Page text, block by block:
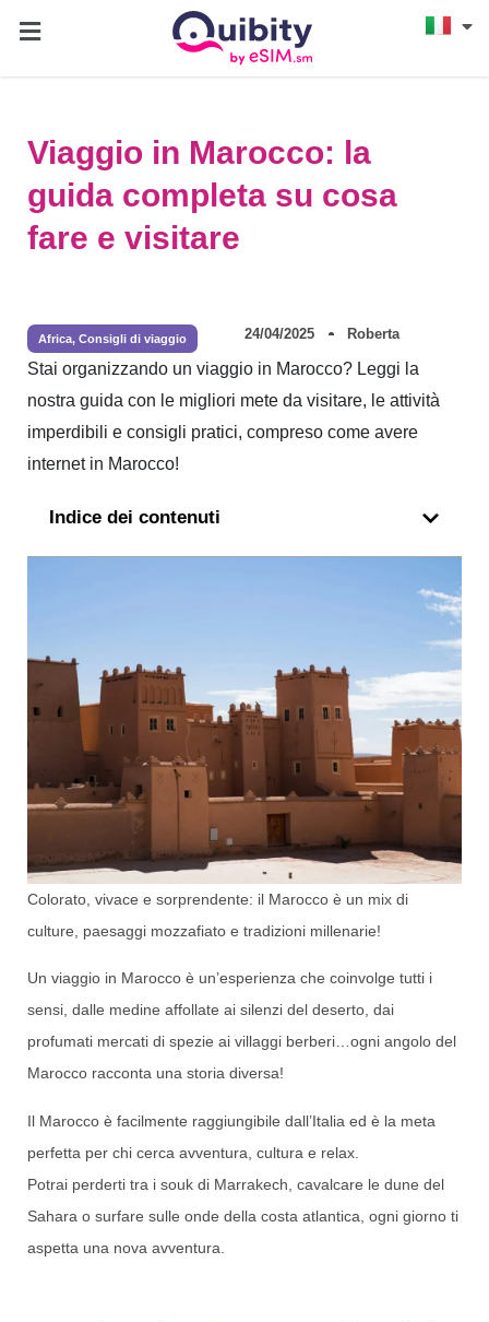
Viaggio in Marocco: la
guida completa su cosa
fare e visitare
Africa, Consigli di viaggio 24/04/2025 Roberta
Stai organizzando un viaggio in Marocco? Leggi la
nostra guida con le migliori mete da visitare, le attività
imperdibili e consigli pratici, compreso come avere
internet in Marocco!
Indice dei contenuti
Colorato, vivace e sorprendente: il Marocco è un mix di
culture, paesaggi mozzafiato e tradizioni millenarie!
Un viaggio in Marocco è un’esperienza che coinvolge tutti i
sensi, dalle medine affollate ai silenzi del deserto, dai
profumati mercati di spezie ai villaggi berberi…ogni angolo del
Marocco racconta una storia diversa!
Il Marocco è facilmente raggiungibile dall’Italia ed è la meta
perfetta per chi cerca avventura, cultura e relax.
Potrai perderti tra i souk di Marrakech, cavalcare le dune del
Sahara o surfare sulle onde della costa atlantica, ogni giorno ti
aspetta una nova avventura.